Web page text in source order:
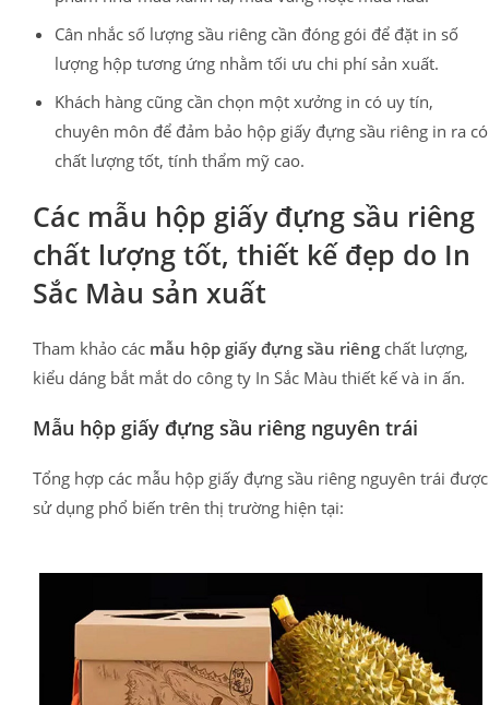
Cân nhắc số lượng sầu riêng cần đóng gói để đặt in số
lượng hộp tương ứng nhằm tối ưu chi phí sản xuất.
Khách hàng cũng cần chọn một xưởng in có uy tín,
chuyên môn để đảm bảo hộp giấy đựng sầu riêng in ra có
chất lượng tốt, tính thẩm mỹ cao.
Các mẫu hộp giấy đựng sầu riêng
chất lượng tốt, thiết kế đẹp do In
Sắc Màu sản xuất
Tham khảo các mẫu hộp giấy đựng sầu riêng chất lượng,
kiểu dáng bắt mắt do công ty In Sắc Màu thiết kế và in ấn.
Mẫu hộp giấy đựng sầu riêng nguyên trái
Tổng hợp các mẫu hộp giấy đựng sầu riêng nguyên trái được
sử dụng phổ biến trên thị trường hiện tại: